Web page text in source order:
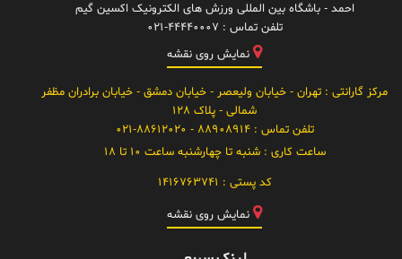
احمد - باشگاه بین المللی ورزش های الکترونیک اکسین گیم
تلفن تماس : 021-44440007
نمایش روی نقشه
مرکز گارانتی : تهران - خیابان ولیعصر - خیابان دمشق - خیابان برادران مظفر
شمالی - پلاک 128
تلفن تماس :88908914 - 021-88612020
ساعت کاری :شنبه تا چهارشنبه ساعت 10 تا 18
کد پستی : 1416763741
نمایش روی نقشه